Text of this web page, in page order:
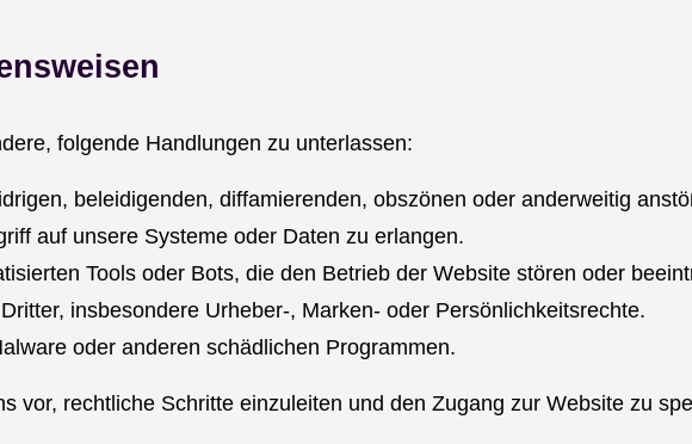
folgende Handlungen zu unterlassen:
beleidigenden, diffamierenden, obszönen oder anderweitig
auf unsere Systeme oder Daten zu erlangen.
Tools oder Bots, die den Betrieb der Website stören oder
insbesondere Urheber-, Marken- oder Persönlichkeitsrechte.
oder anderen schädlichen Programmen.
vor, rechtliche Schritte einzuleiten und den Zugang zur Website zu